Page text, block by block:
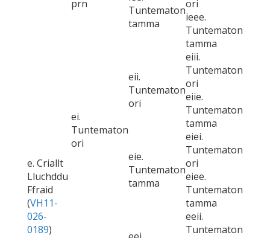
prn
Tuntematon
tamma
ori
ieee.
Tuntematon
tamma
e. Criallt
Lluchddu
Ffraid
(VH11-
026-
0189)
ei.
Tuntematon
ori
eii.
Tuntematon
ori
eiii.
Tuntematon
ori
eiie.
Tuntematon
tamma
eie.
Tuntematon
tamma
eiei.
Tuntematon
ori
eiee.
Tuntematon
tamma
eeii.
Tuntematon